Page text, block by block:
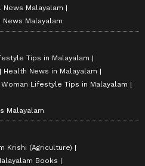
News Malayalam
Malayalam
Tips in Malayalam
Health News in Malayalam
Woman Lifestyle Tips in Malayalam
Malayalam
Krishi (Agriculture)
Books